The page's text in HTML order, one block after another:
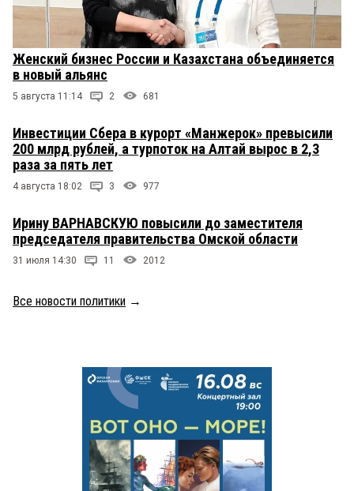
Женский бизнес России и Казахстана объединяется
в новый альянс
5 августа 11:14 2 681
Инвестиции Сбера в курорт «Манжерок» превысили
200 млрд рублей, а турпоток на Алтай вырос в 2,3
раза за пять лет
4 августа 18:02 3 977
Ирину ВАРНАВСКУЮ повысили до заместителя
председателя правительства Омской области
31 июля 14:30 11 2012
Все новости политики →